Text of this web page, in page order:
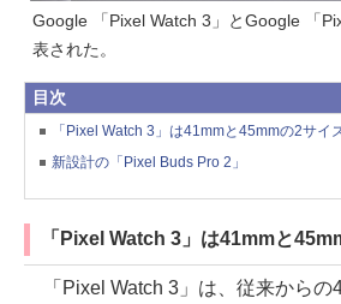
Google 「Pixel Watch 3」とGoogle 「
表された。
目次
「Pixel Watch 3」は41mmと45mmの2サイ
新設計の「Pixel Buds Pro 2」
「Pixel Watch 3」は41mmと
「Pixel Watch 3」は、従来からの